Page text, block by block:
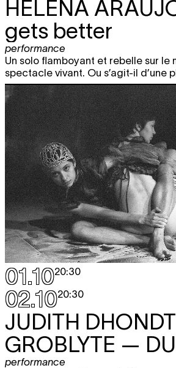
HELENA
gets better
performance
Un solo flamboyant et rebelle sur le
spectacle vivant. Ou s’agit-il d’une
01.1020:30
02.1020:30
JUDITH
GROBLYTE —
performance